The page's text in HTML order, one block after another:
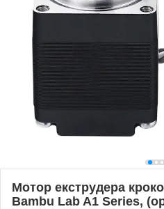
Мотор екструдера
Bambu Lab A1 Series,